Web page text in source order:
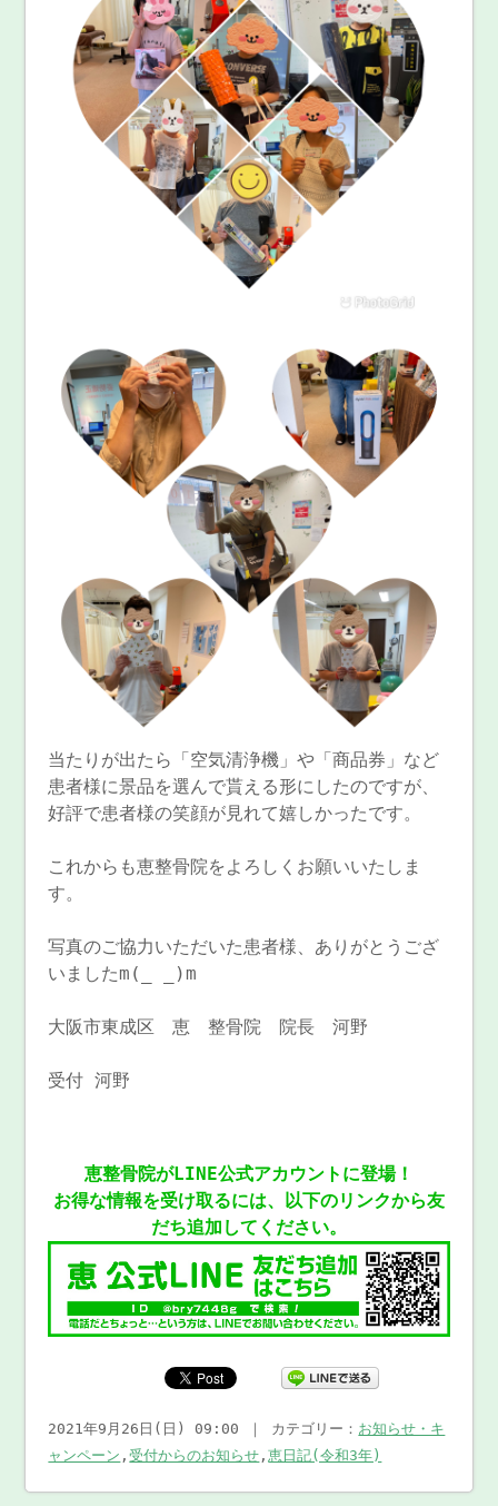
当たりが出たら「空気清浄機」や「商品券」など
患者様に景品を選んで貰える形にしたのですが、
好評で患者様の笑顔が見れて嬉しかったです。
これからも恵整骨院をよろしくお願いいたしま
す。
写真のご協力いただいた患者様、ありがとうござ
いましたm(_ _)m
大阪市東成区 恵 整骨院 院長 河野
受付 河野
恵整骨院がLINE公式アカウントに登場！
お得な情報を受け取るには、以下のリンクから友
だち追加してください。
2021年9月26日(日) 09:00 ｜ カテゴリー： お知らせ・キ
ャンペーン ,受付からのお知らせ ,恵日記(令和3年)